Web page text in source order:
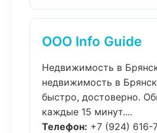
ООО Info Guide
Недвижимость в
недвижимость в
быстро, достоверно.
каждые 15 минут....
Телефон: +7 (924) 616-